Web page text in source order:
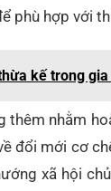
phù hợp với
kế trong
nhằm
đổi mới cơ
xã hội